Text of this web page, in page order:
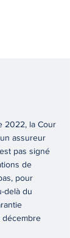
2022, la Cour
assureur
pas signé
de
pour
delà du
décembre